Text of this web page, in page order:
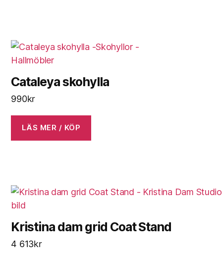
Cataleya skohylla
990kr
LÄS MER / KÖP
Kristina dam grid Coat Stand
4 613kr